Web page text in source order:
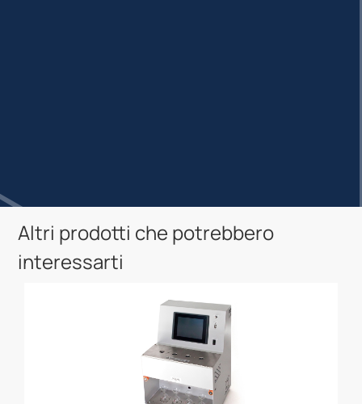
Altri prodotti che potrebbero
interessarti